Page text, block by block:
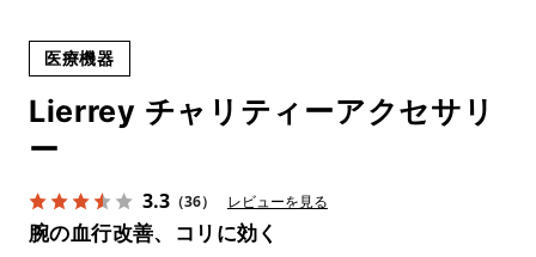
医療機器
Lierrey チャリティーアクセサリ
ー
3.3（36） レビューを見る
腕の血行改善、コリに効く